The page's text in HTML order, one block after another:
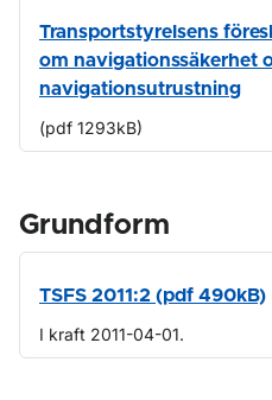
Transportstyrelsens
om navigationssäkerhet
navigationsutrustning
(pdf 1293kB)
Grundform
TSFS 2011:2 (pdf 490kB)
I kraft 2011-04-01.